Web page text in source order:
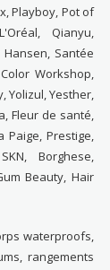
Playboy, Pot of
Qianyu,
Hansen, Santée
Workshop,
Yolizul, Yesther,
Fleur de santé,
Paige, Prestige,
Borghese,
Beauty, Hair
waterproofs,
rangements